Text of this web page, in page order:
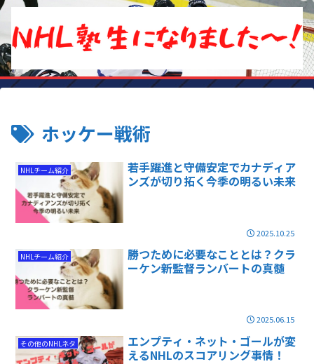
ホッケー戦術
NHLチーム紹介
若手躍進と守備安定でカナディア
ンズが切り拓く今季の明るい未来
2025.10.25
NHLチーム紹介
勝つために必要なこととは？クラ
ーケン新監督ランバートの真髄
2025.06.15
その他のNHLネタ
エンプティ・ネット・ゴールが変
えるNHLのスコアリング事情！